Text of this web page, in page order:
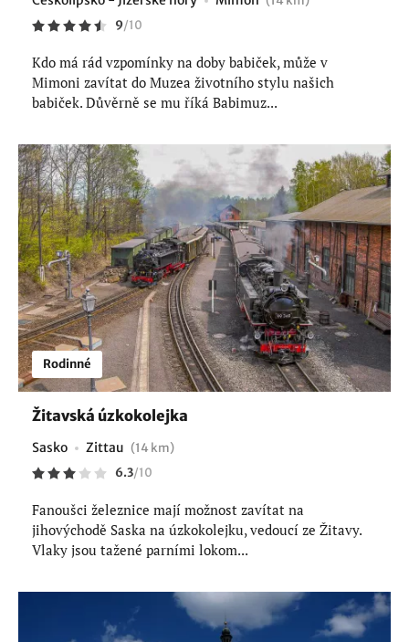
9/10
Kdo má rád vzpomínky na doby babiček, může v
Mimoni zavítat do Muzea životního stylu našich
babiček. Důvěrně se mu říká Babimuz...
Rodinné
Žitavská úzkokolejka
Sasko Zittau (14 km)
6.3/10
Fanoušci železnice mají možnost zavítat na
jihovýchodě Saska na úzkokolejku, vedoucí ze Žitavy.
Vlaky jsou tažené parními lokom...